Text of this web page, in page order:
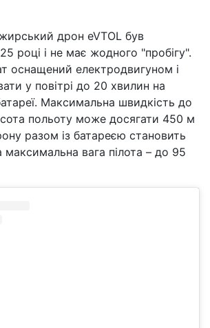
дрон eVTOL був
році і не має жодного "пробігу".
оснащений електродвигуном і
у повітрі до 20 хвилин на
Максимальна швидкість до
польоту може досягати 450 м
разом із батареєю становить
максимальна вага пілота – до 95